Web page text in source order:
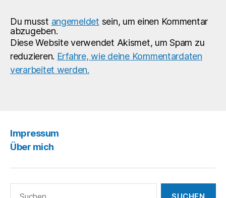
#instagay
Du musst angemeldet sein, um einen Kommentar
abzugeben.
Diese Website verwendet Akismet, um Spam zu
reduzieren. Erfahre, wie deine Kommentardaten
verarbeitet werden.
Impressum
Über mich